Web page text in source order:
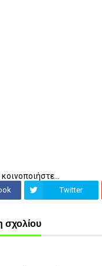
Twitter
σχολίου